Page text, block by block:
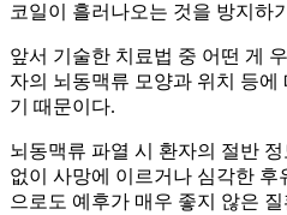
코일이 흘러나오는 것을 방지하
앞서 기술한 치료법 중 어떤 게
자의 뇌동맥류 모양과 위치 등에
기 때문이다.
뇌동맥류 파열 시 환자의 절반
없이 사망에 이르거나 심각한
으로도 예후가 매우 좋지 않은